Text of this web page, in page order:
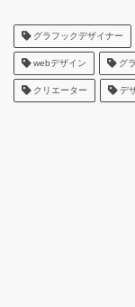
グラフックデザイナー
webデザイン グ
クリエーター デ